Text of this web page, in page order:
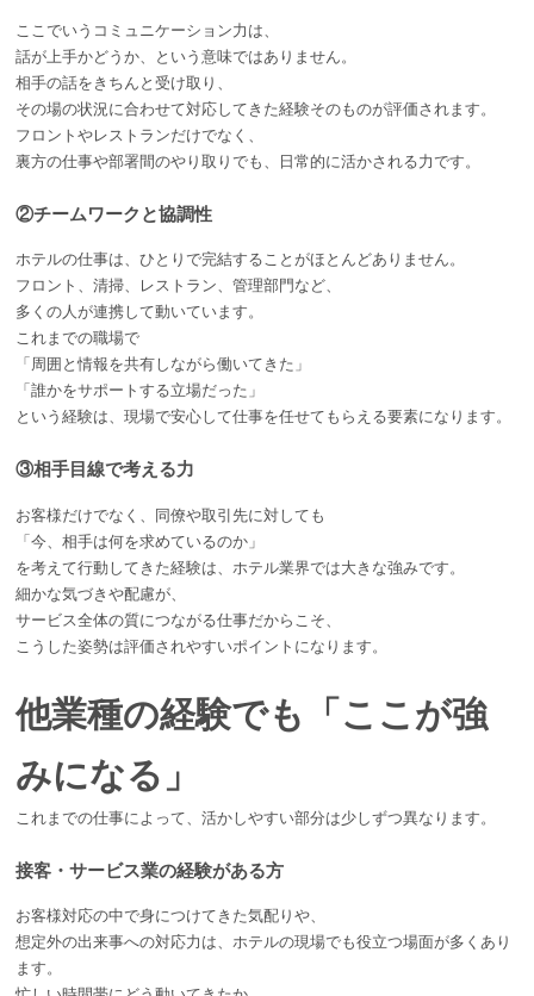
ここでいうコミュニケーション力は、
話が上手かどうか、という意味ではありません。
相手の話をきちんと受け取り、
その場の状況に合わせて対応してきた経験そのものが評価されます。
フロントやレストランだけでなく、
裏方の仕事や部署間のやり取りでも、日常的に活かされる力です。
②チームワークと協調性
ホテルの仕事は、ひとりで完結することがほとんどありません。
フロント、清掃、レストラン、管理部門など、
多くの人が連携して動いています。
これまでの職場で
「周囲と情報を共有しながら働いてきた」
「誰かをサポートする立場だった」
という経験は、現場で安心して仕事を任せてもらえる要素になります。
③相手目線で考える力
お客様だけでなく、同僚や取引先に対しても
「今、相手は何を求めているのか」
を考えて行動してきた経験は、ホテル業界では大きな強みです。
細かな気づきや配慮が、
サービス全体の質につながる仕事だからこそ、
こうした姿勢は評価されやすいポイントになります。
他業種の経験でも「ここが強
みになる」
これまでの仕事によって、活かしやすい部分は少しずつ異なります。
接客・サービス業の経験がある方
お客様対応の中で身につけてきた気配りや、
想定外の出来事への対応力は、ホテルの現場でも役立つ場面が多くあり
ます。